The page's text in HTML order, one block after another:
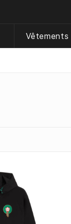
Vêtements